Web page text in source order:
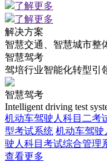
了解更多
了解更多
解决方案
智慧交通、智慧城市整
智慧驾考
驾培行业智能化转型引
智慧驾考
Intelligent driving test
机动车驾驶人科目二考
型考试系统 机动车驾驶
驶人科目考试综合管理
查看更多